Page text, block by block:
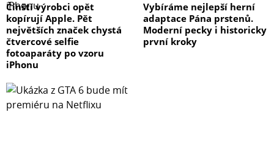
Čínští výrobci opět
kopírují Apple. Pět
největších značek chystá
čtvercové selfie
fotoaparáty po vzoru
iPhonu
Vybíráme nejlepší herní
adaptace Pána prstenů.
Moderní pecky i historicky
první kroky